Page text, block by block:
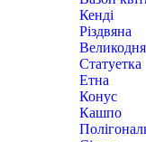
Кенді
Різдвяна
Великодня
Статуетка
Етна
Конус
Кашпо